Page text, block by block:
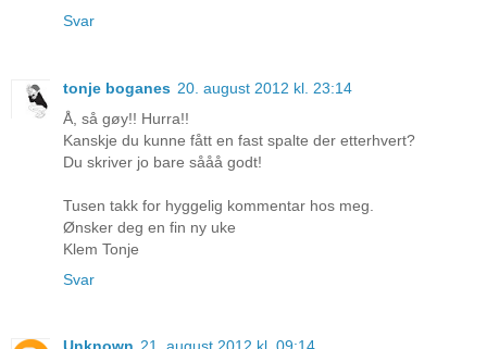
Svar
tonje boganes 20. august 2012 kl. 23:14
Å, så gøy!! Hurra!!
Kanskje du kunne fått en fast spalte der etterhvert?
Du skriver jo bare sååå godt!
Tusen takk for hyggelig kommentar hos meg.
Ønsker deg en fin ny uke
Klem Tonje
Svar